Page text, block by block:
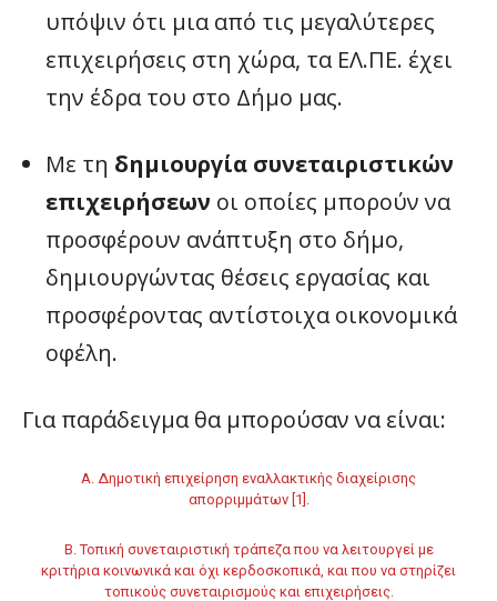
υπόψιν ότι μια από τις μεγαλύτερες
επιχειρήσεις στη χώρα, τα ΕΛ.ΠΕ. έχει
την έδρα του στο Δήμο μας.
Με τη δημιουργία συνεταιριστικών
επιχειρήσεων οι οποίες μπορούν να
προσφέρουν ανάπτυξη στο δήμο,
δημιουργώντας θέσεις εργασίας και
προσφέροντας αντίστοιχα οικονομικά
οφέλη.
Για παράδειγμα θα μπορούσαν να είναι:
Α. Δημοτική επιχείρηση εναλλακτικής διαχείρισης
απορριμμάτων [1].
Β. Τοπική συνεταιριστική τράπεζα που να λειτουργεί με
κριτήρια κοινωνικά και όχι κερδοσκοπικά, και που να στηρίζει
τοπικούς συνεταιρισμούς και επιχειρήσεις.